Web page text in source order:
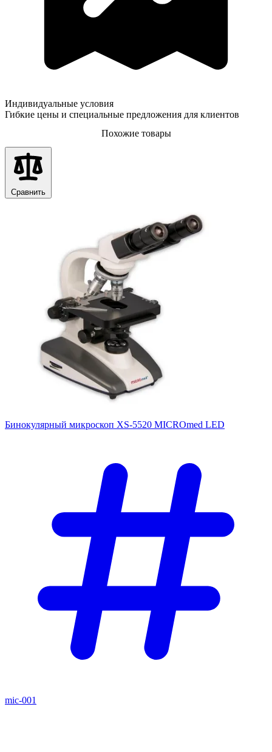
Индивидуальные условия
Гибкие цены и специальные предложения для клиентов
Похожие товары
Сравнить
Бинокулярный микроскоп XS-5520 MICROmed LED
mic-001